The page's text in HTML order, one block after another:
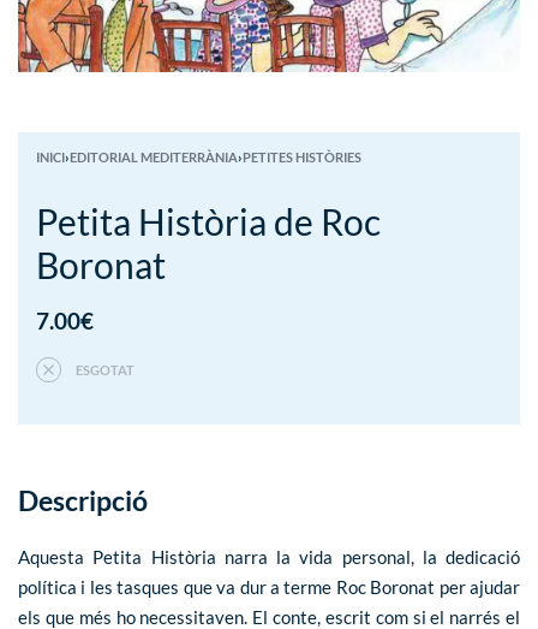
INICI›EDITORIAL MEDITERRÀNIA›PETITES HISTÒRIES
Petita Història de Roc
Boronat
7.00€
ESGOTAT
Descripció
Aquesta Petita Història narra la vida personal, la dedicació
política i les tasques que va dur a terme Roc Boronat per ajudar
els que més ho necessitaven. El conte, escrit com si el narrés el